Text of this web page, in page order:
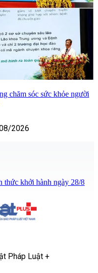
chăm sóc sức khỏe người
2026
thức khởi hành ngày 28/8
Pháp Luật +